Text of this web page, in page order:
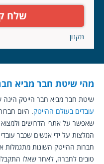
שלח
תקנון
מהי שיטת חבר מביא
שיטת חבר מביא חבר הייטק הינה
עובדים בעולם ההייטק. היום
שאפשר על אתרי הדרושים
המלצות על ידי אנשים שכבר
חברות ההייטק השונות מתגמלות
טובים לחברה, לאחר שאלו